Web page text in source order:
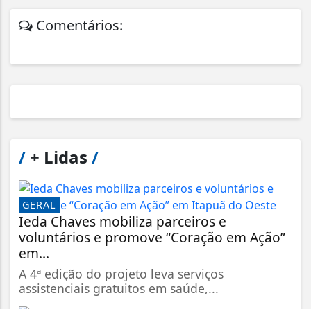
Comentários:
/ + Lidas /
GERAL
Ieda Chaves mobiliza parceiros e
voluntários e promove “Coração em Ação”
em...
A 4ª edição do projeto leva serviços
assistenciais gratuitos em saúde,...